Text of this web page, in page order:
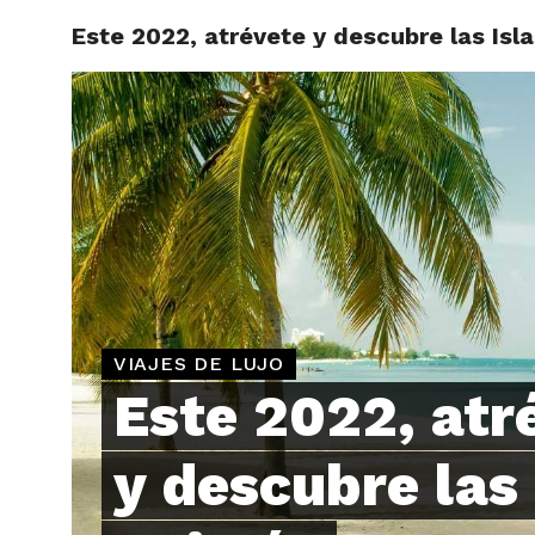
Este 2022, atrévete y descubre las
VIAJES DE LUJO
Este 2022,
y descubre las